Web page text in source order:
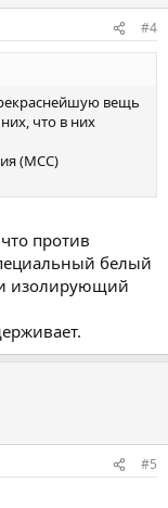
#4
вещь
что в них
(МСС)
против
белый
изолирующий
#5